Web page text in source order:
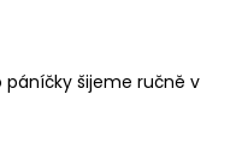
páníčky šijeme ručně v